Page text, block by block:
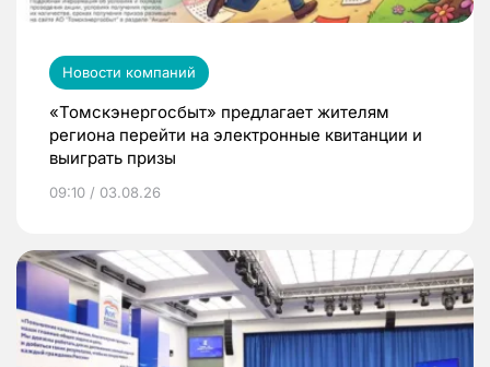
Новости компаний
«Томскэнергосбыт» предлагает жителям
региона перейти на электронные квитанции и
выиграть призы
09:10 / 03.08.26